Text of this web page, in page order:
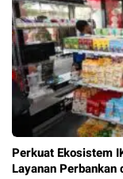
Perkuat Ekosistem
Layanan Perbankan